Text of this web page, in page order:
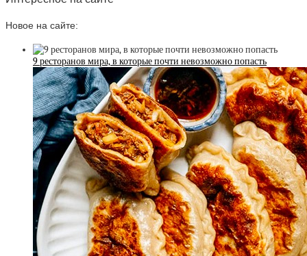
Новое на сайте:
9 ресторанов мира, в которые почти невозможно попасть